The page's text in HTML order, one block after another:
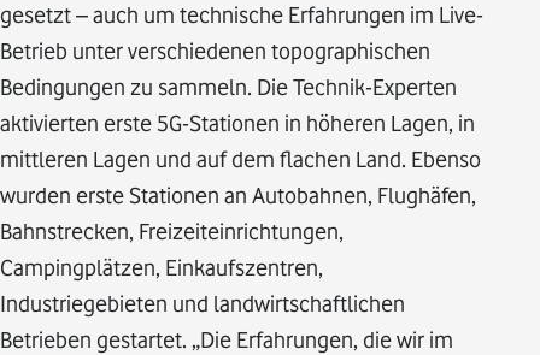
gesetzt – auch um technische Erfahrungen im Live-
Betrieb unter verschiedenen topographischen
Bedingungen zu sammeln. Die Technik-Experten
aktivierten erste 5G-Stationen in höheren Lagen, in
mittleren Lagen und auf dem flachen Land. Ebenso
wurden erste Stationen an Autobahnen, Flughäfen,
Bahnstrecken, Freizeiteinrichtungen,
Campingplätzen, Einkaufszentren,
Industriegebieten und landwirtschaftlichen
Betrieben gestartet. „Die Erfahrungen, die wir im